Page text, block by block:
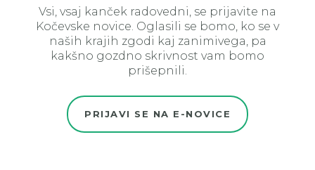
Vsi, vsaj kanček radovedni, se prijavite na
Kočevske novice. Oglasili se bomo, ko se v
naših krajih zgodi kaj zanimivega, pa
kakšno gozdno skrivnost vam bomo
prišepnili.
PRIJAVI SE NA E-NOVICE